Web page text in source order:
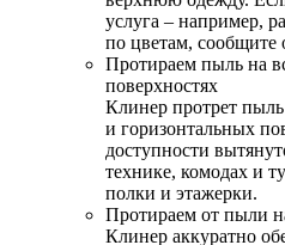
услуга – например,
по цветам, сообщите
Протираем пыль на
поверхностях
Клинер протрет
и горизонтальных
доступности
технике, комодах и
полки и этажерки.
Протираем от пыли
Клинер аккуратно